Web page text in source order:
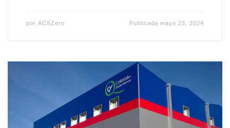
por ACSZero Publicada mayo 23, 2024